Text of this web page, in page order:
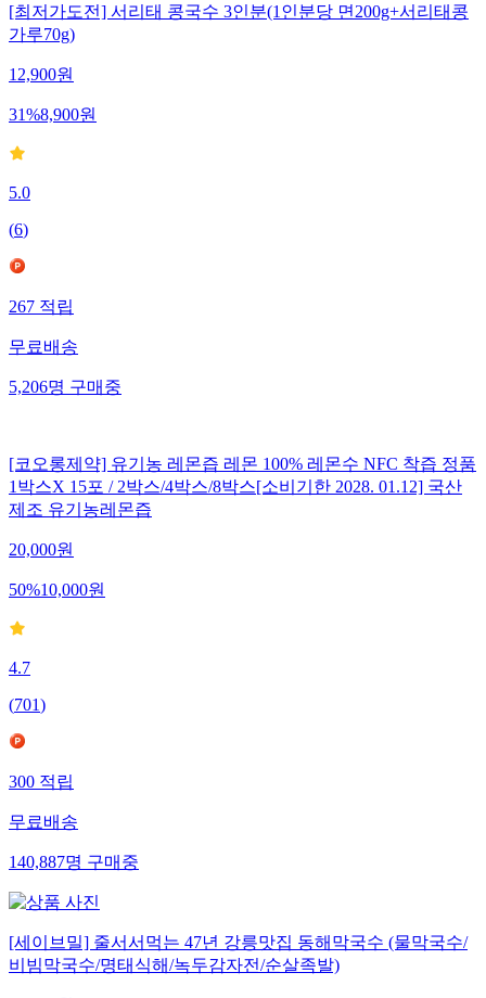
[최저가도전] 서리태 콩국수 3인분(1인분당 면200g+서리태콩
가루70g)
12,900원
31%8,900원
5.0
(6)
267 적립
무료배송
5,206명 구매중
[코오롱제약] 유기농 레몬즙 레몬 100% 레몬수 NFC 착즙 정품
1박스X 15포 / 2박스/4박스/8박스[소비기한 2028. 01.12] 국산
제조 유기농레몬즙
20,000원
50%10,000원
4.7
(701)
300적립
무료배송
140,887명구매중
[세이브밀] 줄서서먹는 47년 강릉맛집 동해막국수 (물막국수/
비빔막국수/명태식해/녹두감자전/순살족발)